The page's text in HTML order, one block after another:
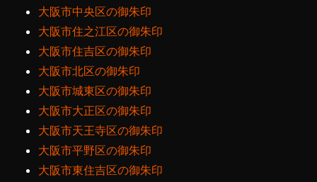
大阪市中央区の御朱印
大阪市住之江区の御朱印
大阪市住吉区の御朱印
大阪市北区の御朱印
大阪市城東区の御朱印
大阪市大正区の御朱印
大阪市天王寺区の御朱印
大阪市平野区の御朱印
大阪市東住吉区の御朱印